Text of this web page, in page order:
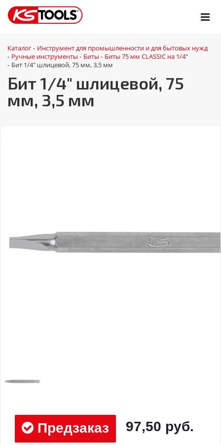
Каталог - Инструмент для промышленности и для бытовых нужд
- Ручные инструменты - Биты - Биты 75 мм CLASSIC на 1/4"
- Бит 1/4" шлицевой, 75 мм, 3,5 мм
Бит 1/4" шлицевой, 75
мм, 3,5 мм
Предзаказ 97,50 руб.